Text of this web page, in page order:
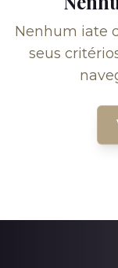
Nenhum iate
seus